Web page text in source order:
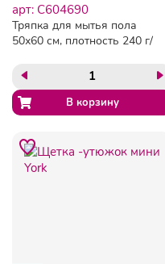
арт: C604690
Тряпка для мытья пола
50х60 см, плотность 240 г/
хлопок, 5% полиэфир,
ЛЮБАША, 604690